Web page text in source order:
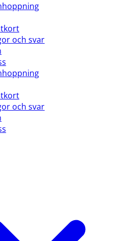
och svar
och svar